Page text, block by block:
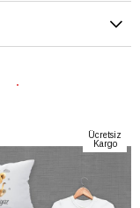
Ücretsiz
Kargo